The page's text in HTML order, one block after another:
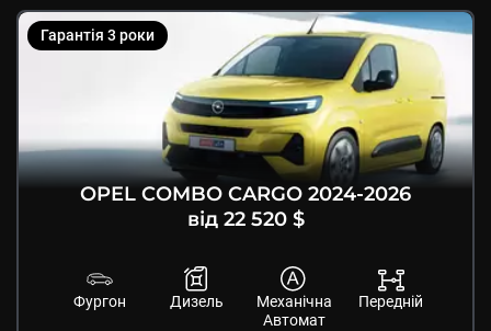
Гарантія 3 роки
OPEL COMBO CARGO 2024-2026
від 22 520 $
Фургон Дизель
Механічна
Автомат
Передній